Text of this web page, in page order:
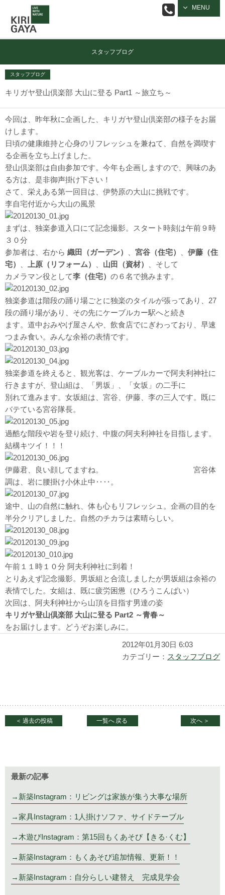
MENU
逗子の工務店
｜キリガヤ
スタッフブログ
スタッフブログ
キリガヤ登山倶楽部 大山に登る Part1 ～旅立ち～
今回は、昨年秋に企画した、キリガヤ登山倶楽部の様子をお届
けします。
日頃の健康維持と心身のリフレッシュを兼ねて、自然を満喫す
る企画を立ち上げました。
登山倶楽部は自由参加です。今年も企画しますので、興味のあ
る方は、是非御声掛け下さい！
さて、栄えある第一回目は、伊勢原の大山に挑戦です。
李自宅付近から大山の風景
まずは、独楽参道入口にて記念撮影。スタート時刻は午前９時
３０分
参加者は、右から 織田（ガーデン） 宮谷（住宅）
伊藤（住
宅）
上原（リフォーム） 山田（資材）
、そして
カメラマン役として李（住宅） の６名で挑みます。
独楽参道は階段の踊り場ごとに独楽のタイルが張ってあり、27
段の踊り場があり、その先にケーブルカー駅へと続き
ます。道中おみやげ屋さんや、飲食店でにぎわっており、早速
つまみ食い。みんな余裕の表情です。
独楽参道を終えると、観光客は、ケーブルカーで阿夫利神社に
行きますが、登山組は、「男坂」、「女坂」の二手に
別れて進みます。女坂組は、宮谷、伊藤、李の三人です。既に
バテている宮谷隊長。
過酷な階段や岩を登り続け、中腹の阿夫利神社を目指します。
結構キツイ！！！
伊藤君、良い顔してますね。 宮谷体
調は、岩に腰掛け小休止中‥‥。
途中、山の自然に触れ、体も心もリフレッシュ。企画の目的を
半分クリアしました。自然のチカラは素晴らしい。
午前１１時１０分 阿夫利神社に到着！
とりあえず記念撮影。男坂組と合流しましたが男坂組は余裕の
表情でした。女組は、既に疲労困憊（ひろうこんぱい）
次回は、阿夫利神社から山頂を目指す男達の姿
キリガヤ登山倶楽部 大山に登る Part2 ～青春～
をお届けします。どうぞお楽しみに。
2012年01月30日 6:03
カテゴリー： スタッフブログ
＜ 過去の投稿 一覧へ 戻る 次へ ＞
最新の記事
新築Instagram：リビングは家族が集う大事な場所
家具Instagram：1人掛けソファ、サイドテーブル
木遊びInstagram：第15回もくあそび【きる·くむ】
新築Instagram：もくあそび追加情報、更新！！
新築Instagram：自分らしい建替え 完成見学会